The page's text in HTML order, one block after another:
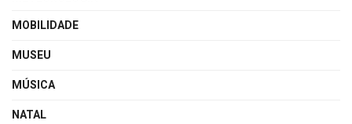
MOBILIDADE
MUSEU
MÚSICA
NATAL